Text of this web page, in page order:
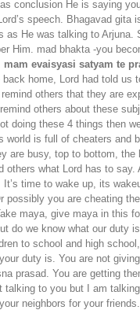
conclusion He is saying
speech. Bhagavad
He was talking to
Him. mad bhakta -you
mam evaisyasi satyam te
home, Lord had told
others that they are
others about these
doing these 4 things then
is full of cheaters
are busy, top to bottom,
what Lord has to
time to wake up, its
you are cheating
maya, give maya in this
do we know what our
to school and high
duty is. You are not
prasad. You are getting
to you but I am
neighbors for your friends.